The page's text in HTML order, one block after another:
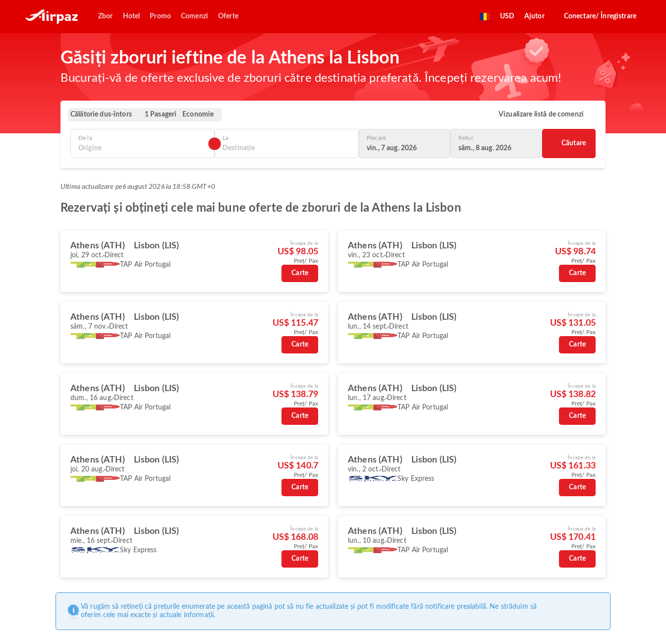
Zbor Hotel Promo Comenzi Oferte USD Ajutor Conectare/ Înregistrare
Găsiți zboruri ieftine de la Athens la Lisbon
Bucurați-vă de oferte exclusive de zboruri către destinația preferată. Începeți rezervarea acum!
Călătorie dus-întors 1 Pasageri Economie Vizualizare listă de comenzi
De la La Plecare
vin., 7 aug. 2026
Retur
sâm., 8 aug. 2026
Căutare
Ultima actualizare pe6 august 2026 la 18:58 GMT+0
Rezervați și obțineți cele mai bune oferte de zboruri de la Athens la Lisbon
Athens (ATH) Lisbon (LIS)
joi, 29 oct. Direct
TAP Air Portugal
Începe de la
US$ 98.05
Preț/ Pax
Carte
Athens (ATH) Lisbon (LIS)
vin., 23 oct. Direct
TAP Air Portugal
Începe de la
US$ 98.74
Preț/ Pax
Carte
Athens (ATH) Lisbon (LIS)
sâm., 7 nov. Direct
TAP Air Portugal
Începe de la
US$ 115.47
Preț/ Pax
Carte
Athens (ATH) Lisbon (LIS)
lun., 14 sept. Direct
TAP Air Portugal
Începe de la
US$ 131.05
Preț/ Pax
Carte
Athens (ATH) Lisbon (LIS)
dum., 16 aug. Direct
TAP Air Portugal
Începe de la
US$ 138.79
Preț/ Pax
Carte
Athens (ATH) Lisbon (LIS)
lun., 17 aug. Direct
TAP Air Portugal
Începe de la
US$ 138.82
Preț/ Pax
Carte
Athens (ATH) Lisbon (LIS)
joi, 20 aug. Direct
TAP Air Portugal
Începe de la
US$ 140.7
Preț/ Pax
Carte
Athens (ATH) Lisbon (LIS)
vin., 2 oct. Direct
Sky Express
Începe de la
US$ 161.33
Preț/ Pax
Carte
Athens (ATH) Lisbon (LIS)
mie., 16 sept. Direct
Sky Express
Începe de la
US$ 168.08
Preț/ Pax
Carte
Athens (ATH) Lisbon (LIS)
lun., 10 aug. Direct
TAP Air Portugal
Începe de la
US$ 170.41
Preț/ Pax
Carte
Vă rugăm să rețineți că prețurile enumerate pe această pagină pot să nu fie actualizate și pot fi modificate fără notificare prealabilă. Ne străduim să
oferim cele mai exacte și actuale informații.